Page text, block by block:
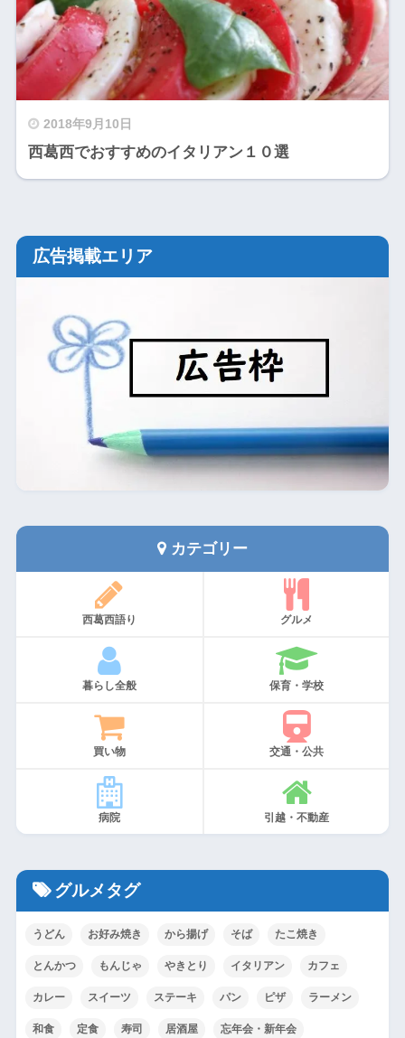
2018年9月10日
西葛西でおすすめのイタリアン１０選
広告掲載エリア
カテゴリー
西葛西語り グルメ
暮らし全般 保育・学校
買い物 交通・公共
病院 引越・不動産
グルメタグ
うどん お好み焼き から揚げ そば たこ焼き
とんかつ もんじゃ やきとり イタリアン カフェ
カレー スイーツ ステーキ パン ピザ ラーメン
和食 定食 寿司 居酒屋 忘年会・新年会